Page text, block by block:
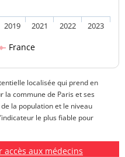
France
2019 2021 2022 2023
localisée qui prend en
la commune de Paris et ses
la population et le niveau
le plus fiable pour
accès aux médecins